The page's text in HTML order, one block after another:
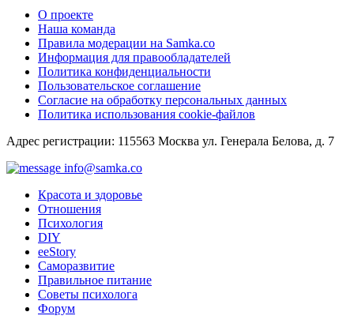
О проекте
Наша команда
Правила модерации на Samka.co
Информация для правообладателей
Политика конфиденциальности
Пользовательское соглашение
Согласие на обработку персональных данных
Политика использования cookie-файлов
Адрес регистрации: 115563 Москва ул. Генерала Белова, д. 7
info@samka.co
Красота и здоровье
Отношения
Психология
DIY
ееStory
Саморазвитие
Правильное питание
Советы психолога
Форум